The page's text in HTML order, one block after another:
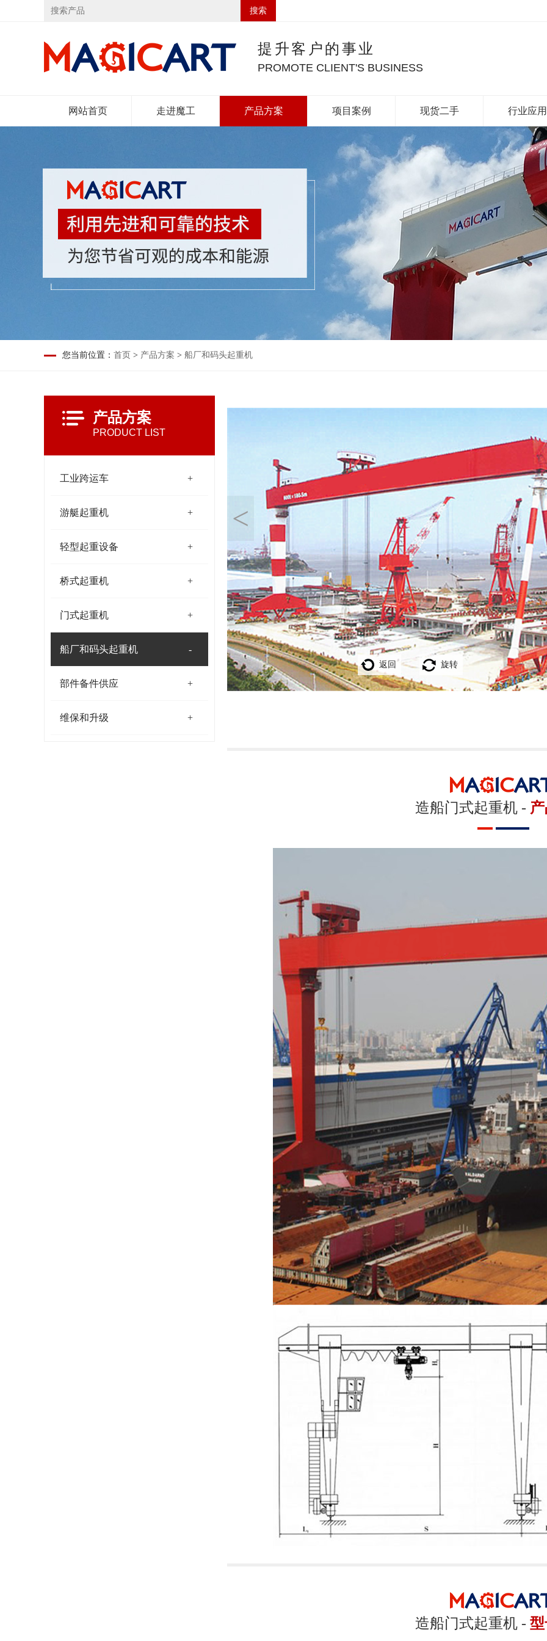
搜索
提升客户的事业
PROMOTE CLIENT'S BUSINESS
网站首页 走进魔工 产品方案 项目案例 现货二手 行业应用
您当前位置： 首页 > 产品方案 > 船厂和码头起重机
产品方案
PRODUCT LIST
工业跨运车
游艇起重机
轻型起重设备
桥式起重机
门式起重机
船厂和码头起重机
部件备件供应
维保和升级
<
返回 旋转
造船门式起重机 -
造船门式起重机 -